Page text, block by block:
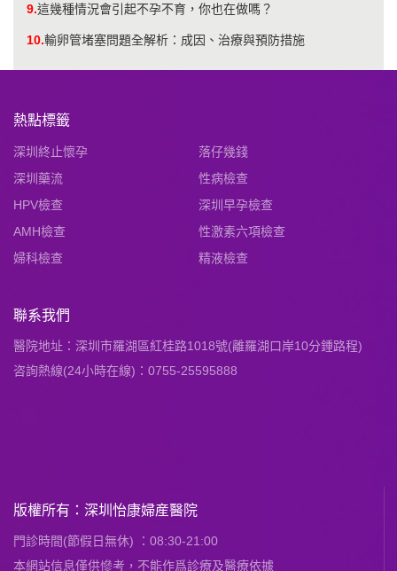
9.這幾種情況會引起不孕不育，你也在做嗎？
10.輸卵管堵塞問題全解析：成因、治療與預防措施
熱點標籤
深圳終止懷孕
落仔幾錢
深圳藥流
性病檢查
HPV檢查
深圳早孕檢查
AMH檢查
性激素六項檢查
婦科檢查
精液檢查
聯系我們
醫院地址：深圳市羅湖區紅桂路1018號(離羅湖口岸10分鍾路程)
咨詢熱線(24小時在線)：0755-25595888
版權所有：深圳怡康婦産醫院
門診時間(節假日無休) ：08:30-21:00
本網站信息僅供慘考，不能作爲診療及醫療依據